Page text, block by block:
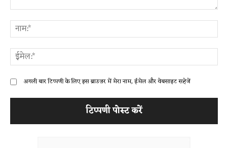
अगली बार टिप्पणी के लिए इस ब्राउज़र में मेरा नाम, ईमेल और वेबसाइट सहेजें